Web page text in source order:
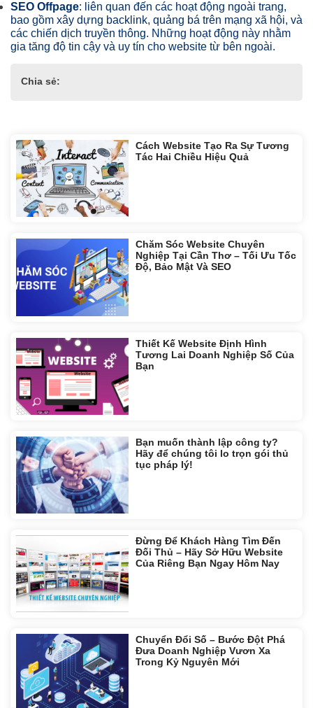
SEO Offpage: liên quan đến các hoạt động ngoài trang,
bao gồm xây dựng backlink, quảng bá trên mạng xã hội, và
các chiến dịch truyền thông. Những hoạt động này nhằm
gia tăng độ tin cậy và uy tín cho website từ bên ngoài.
Chia sẻ:
Cách Website Tạo Ra Sự Tương
Tác Hai Chiều Hiệu Quả
Chăm Sóc Website Chuyên
Nghiệp Tại Cần Thơ – Tối Ưu Tốc
Độ, Bảo Mật Và SEO
Thiết Kế Website Định Hình
Tương Lai Doanh Nghiệp Số Của
Bạn
Bạn muốn thành lập công ty?
Hãy để chúng tôi lo trọn gói thủ
tục pháp lý!
Đừng Để Khách Hàng Tìm Đến
Đối Thủ – Hãy Sở Hữu Website
Của Riêng Bạn Ngay Hôm Nay
Chuyển Đổi Số – Bước Đột Phá
Đưa Doanh Nghiệp Vươn Xa
Trong Kỷ Nguyên Mới